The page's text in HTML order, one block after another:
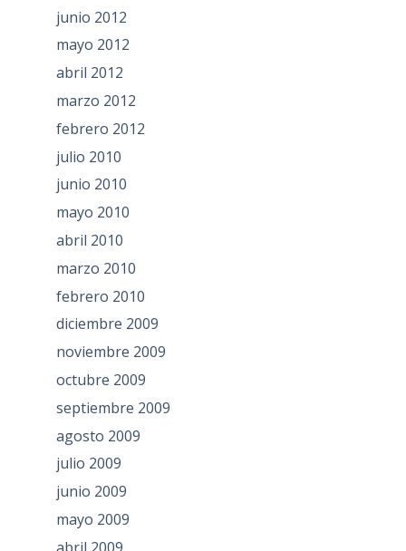
junio 2012
mayo 2012
abril 2012
marzo 2012
febrero 2012
julio 2010
junio 2010
mayo 2010
abril 2010
marzo 2010
febrero 2010
diciembre 2009
noviembre 2009
octubre 2009
septiembre 2009
agosto 2009
julio 2009
junio 2009
mayo 2009